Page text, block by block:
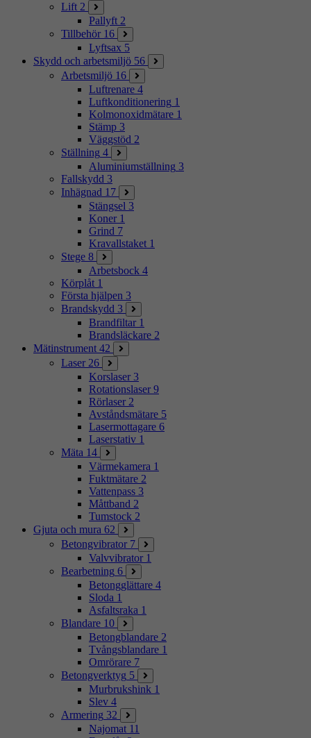
Lift 2
Pallyft 2
Tillbehör 16
Lyftsax 5
Skydd och arbetsmiljö 56
Arbetsmiljö 16
Luftrenare 4
Luftkonditionering 1
Kolmonoxidmätare 1
Stämp 3
Väggstöd 2
Ställning 4
Aluminiumställning 3
Fallskydd 3
Inhägnad 17
Stängsel 3
Koner 1
Grind 7
Kravallstaket 1
Stege 8
Arbetsbock 4
Körplåt 1
Första hjälpen 3
Brandskydd 3
Brandfiltar 1
Brandsläckare 2
Mätinstrument 42
Laser 26
Korslaser 3
Rotationslaser 9
Rörlaser 2
Avståndsmätare 5
Lasermottagare 6
Laserstativ 1
Mäta 14
Värmekamera 1
Fuktmätare 2
Vattenpass 3
Måttband 2
Tumstock 2
Gjuta och mura 62
Betongvibrator 7
Valvvibrator 1
Bearbetning 6
Betongglättare 4
Sloda 1
Asfaltsraka 1
Blandare 10
Betongblandare 2
Tvångsblandare 1
Omrörare 7
Betongverktyg 5
Murbrukshink 1
Slev 4
Armering 32
Najomat 11